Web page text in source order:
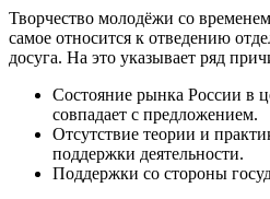
Творчество молодёжи со
самое относится к отведению
досуга. На это указывает ряд
Состояние рынка России в
совпадает с предложением.
Отсутствие теории и
поддержки деятельности.
Поддержки со стороны